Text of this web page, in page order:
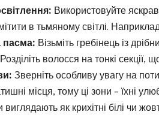
Використовуйте
в тьмяному світлі.
пасма: Візьміть гребінець із
волосся на тонкі секції,
Зверніть особливу увагу на
місця, тому ці зони – їхні
виглядають як крихітні білі чи